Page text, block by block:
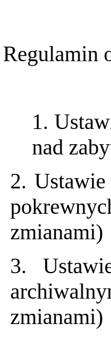
Regulamin
1.
nad
2.
zmianami)
3.
zmianami)